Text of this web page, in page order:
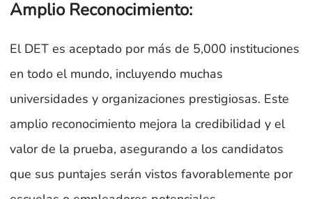
Amplio Reconocimiento:
El DET es aceptado por más de 5,000 instituciones
en todo el mundo, incluyendo muchas
universidades y organizaciones prestigiosas. Este
amplio reconocimiento mejora la credibilidad y el
valor de la prueba, asegurando a los candidatos
que sus puntajes serán vistos favorablemente por